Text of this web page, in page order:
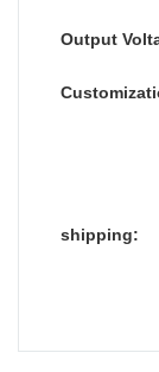
Output
shipping: